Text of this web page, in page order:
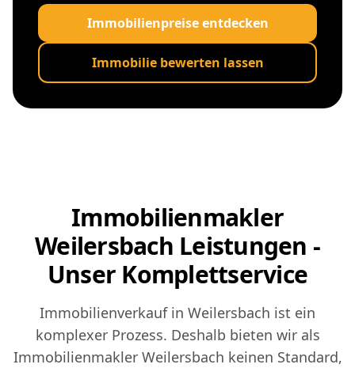
Immobilienpreise entdecken
Immobilie bewerten lassen
Immobilienmakler
Weilersbach Leistungen -
Unser Komplettservice
Immobilienverkauf in Weilersbach ist ein
komplexer Prozess. Deshalb bieten wir als
Immobilienmakler Weilersbach keinen Standard,